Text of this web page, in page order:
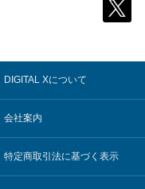
技術を使う抽出方法
4
【COMPUTEX
5
製造業の現場の暗黙
管理基盤、LIGHTzが
AIを遠隔監視システ
4
製造業の現場の暗黙
5
Umios、消費者起点
稼働
DIGITAL Xについて
会社案内
特定商取引法に基づく表示